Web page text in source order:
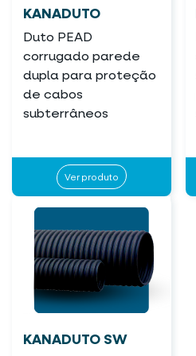
KANADUTO
Duto PEAD
corrugado parede
dupla para proteção
de cabos
subterrâneos
Ver produto
KANADUTO SW